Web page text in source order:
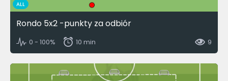
ALL
Rondo 5x2 -punkty za odbiór
0 - 100% 10 min 9